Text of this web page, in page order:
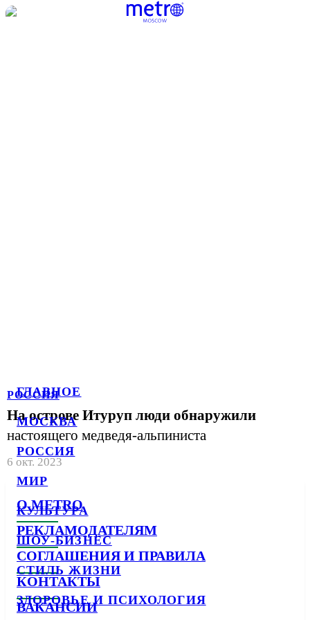
ГЛАВНОЕ
МОСКВА
РОССИЯ
МИР
КУЛЬТУРА
ШОУ-БИЗНЕС
СТИЛЬ ЖИЗНИ
ЗДОРОВЬЕ И ПСИХОЛОГИЯ
РОССИЯ
На острове Итуруп люди обнаружили
настоящего медведя-альпиниста
6 окт. 2023
О METRO
РЕКЛАМОДАТЕЛЯМ
СОГЛАШЕНИЯ И ПРАВИЛА
КОНТАКТЫ
ВАКАНСИИ